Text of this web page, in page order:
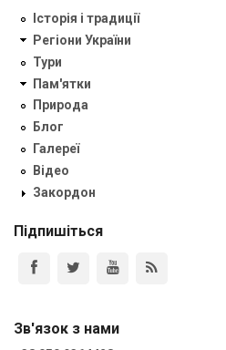
Історія і традиції
Регіони України
Тури
Пам'ятки
Природа
Блог
Галереї
Відео
Закордон
Підпишіться
Зв'язок з нами